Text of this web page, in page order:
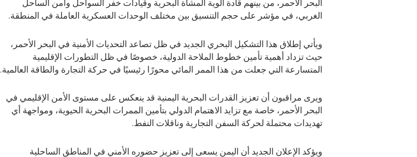
البحر الأحمر، من بينهم قادة ألوية المشاة البحرية وقيادات خفر السواحل وأمن الساحل
الغربي، في مؤشر على حجم التنسيق بين مختلف الوحدات العسكرية العاملة في المنطقة.
ويأتي إطلاق هذا التشكيل البحري الجديد في ظل تصاعد التحديات الأمنية في البحر الأحمر،
حيث تزداد أهمية تأمين خطوط الملاحة الدولية، خصوصًا في ظل التطورات الإقليمية
المتسارعة التي جعلت من هذا الممر المائي محورًا رئيسيًا في حركة التجارة والطاقة العالمية.
ويرى مراقبون أن تعزيز القدرات البحرية اليمنية قد ينعكس على مستوى الأمن الإقليمي في
البحر الأحمر، خاصة مع تزايد الاهتمام الدولي بتأمين الممرات البحرية الحيوية، ومواجهة أي
تهديدات محتملة لحركة السفن التجارية وناقلات النفط.
ويؤكد الإعلان الجديد أن اليمن يسعى إلى تعزيز حضوره الأمني في المناطق الساحلية